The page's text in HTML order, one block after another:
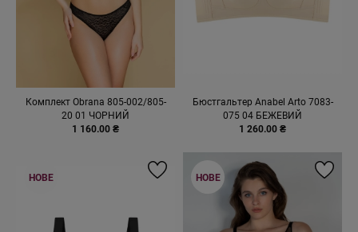
Комплект Obrana 805-002/805-
20 01 ЧОРНИЙ
1 160.00 ₴
Бюстгальтер Anabel Arto 7083-
075 04 БЕЖЕВИЙ
1 260.00 ₴
НОВЕ НОВЕ